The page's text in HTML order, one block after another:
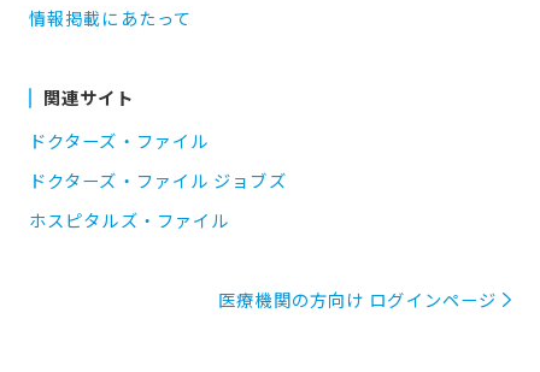
情報掲載にあたって
関連サイト
ドクターズ・ファイル
ドクターズ・ファイル ジョブズ
ホスピタルズ・ファイル
医療機関の方向け ログインページ